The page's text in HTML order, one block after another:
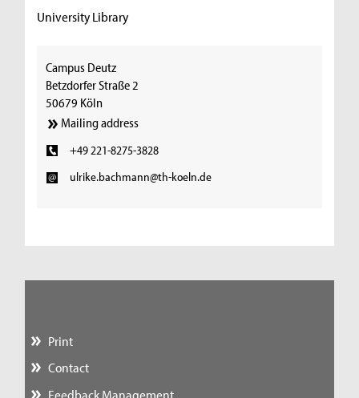
University Library
Campus Deutz
Betzdorfer Straße 2
50679 Köln
Mailing address
+49 221-8275-3828
ulrike.bachmann@th-koeln.de
Print
Contact
Feedback Management